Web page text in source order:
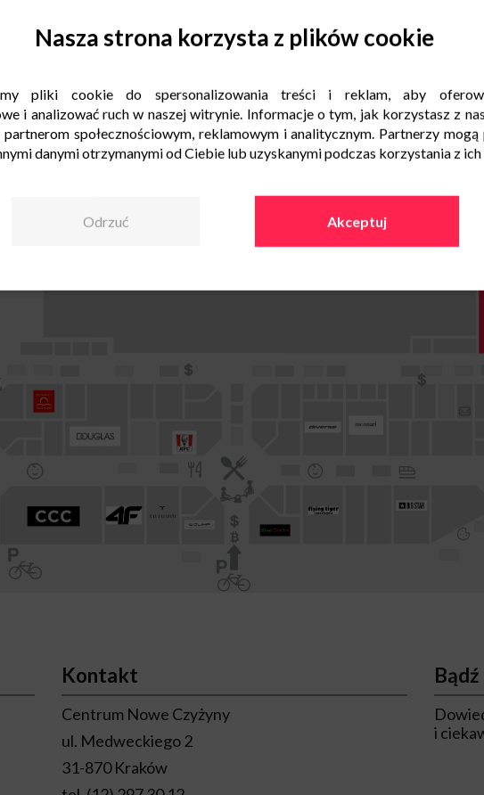
Kontakt
Centrum Nowe Czyżyny
ul. Medweckiego 2
31-870 Kraków
i
Nasza strona korzysta z plików cookie
pliki cookie do spersonalizowania treści i reklam, aby
i analizować ruch w naszej witrynie. Informacje o tym, jak korzystasz z
społecznościowym, reklamowym i analitycznym. Partnerzy mogą
danymi otrzymanymi od Ciebie lub uzyskanymi podczas korzystania z ich
Odrzuć Akceptuj